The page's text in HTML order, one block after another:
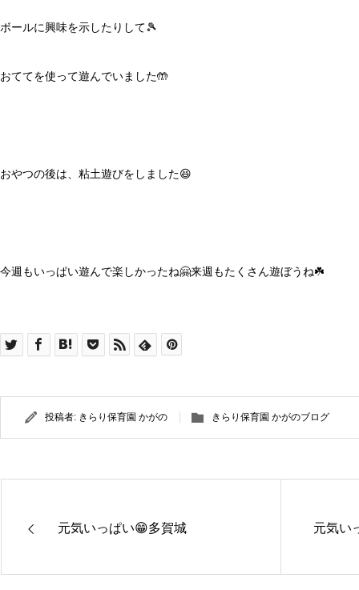
ボールに興味を示したりして🎾
おててを使って遊んでいました🤲
おやつの後は、粘土遊びをしました😆
今週もいっぱい遊んで楽しかったね🤗来週もたくさん遊ぼうね☘️
投稿者: きらり保育園 かがの きらり保育園 かがのブログ
元気いっぱい😁多賀城 元気い